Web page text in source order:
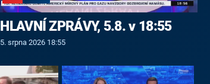
HLAVNÍ ZPRÁVY, 5.8. v 18:55
5. srpna 2026 18:55